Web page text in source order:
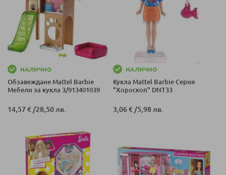
НАЛИЧНО
Обзавеждане Mattel Barbie
Мебели за кукла 3/913401039
14,57 € /28,50 лв.
НАЛИЧНО
Кукла Mattel Barbie Серия
"Хороскоп" DNT33
3,06 € /5,98 лв.